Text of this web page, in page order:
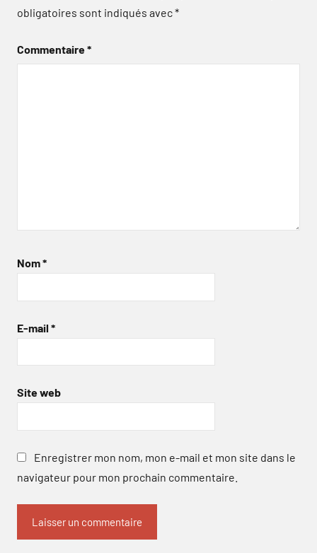
obligatoires sont indiqués avec*
Commentaire*
Nom*
E-mail *
Site web
Enregistrer mon nom, mon e-mail et mon site dans le
navigateur pour mon prochain commentaire.